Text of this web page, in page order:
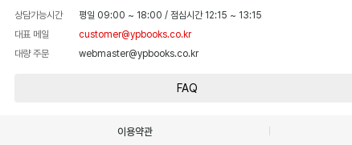
상담가능시간 평일 09:00 ~ 18:00 / 점심시간 12:15 ~ 13:15
대표 메일
customer@ypbooks.co.kr
대량 주문
webmaster@ypbooks.co.kr
FAQ
이용약관